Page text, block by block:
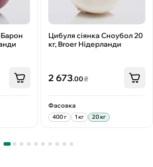
Цибуля сіянка Сноубол 20
кг, Broer Нідерланди
2 673.00₴
Фасовка
400 г 1 кг 20 кг